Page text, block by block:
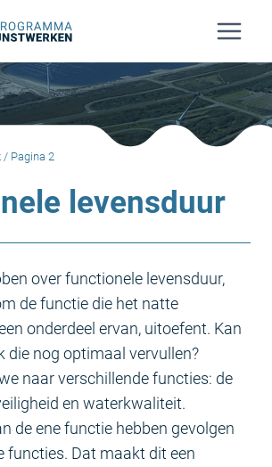
/ Pagina 2
levensduur
over functionele levensduur,
de functie die het natte
onderdeel ervan, uitoefent. Kan
die nog optimaal vervullen?
naar verschillende functies: de
en waterkwaliteit.
de ene functie hebben gevolgen
functies. Dat maakt dit een